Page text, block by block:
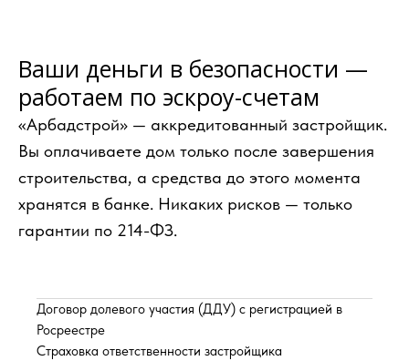
Ваши деньги в безопасности —
работаем по эскроу-счетам
«Арбадстрой» — аккредитованный застройщик.
Вы оплачиваете дом только после завершения
строительства, а средства до этого момента
хранятся в банке. Никаких рисков — только
гарантии по 214-ФЗ.
Договор долевого участия (ДДУ) с регистрацией в
Росреестре
Страховка ответственности застройщика